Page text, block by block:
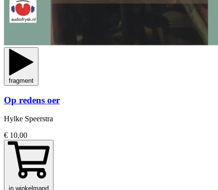
fragment
Op redens oer
Hylke Speerstra
€ 10,00
in winkelmand